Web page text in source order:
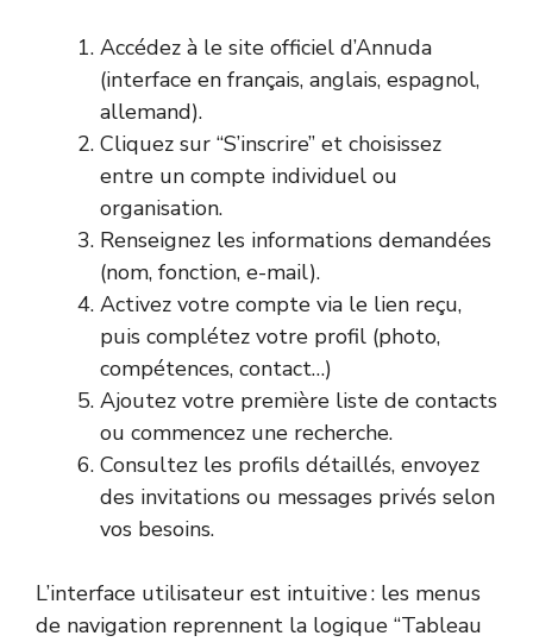
Accédez à le site officiel d’Annuda
(interface en français, anglais, espagnol,
allemand).
Cliquez sur “S’inscrire” et choisissez
entre un compte individuel ou
organisation.
Renseignez les informations demandées
(nom, fonction, e-mail).
Activez votre compte via le lien reçu,
puis complétez votre profil (photo,
compétences, contact…)
Ajoutez votre première liste de contacts
ou commencez une recherche.
Consultez les profils détaillés, envoyez
des invitations ou messages privés selon
vos besoins.
L’interface utilisateur est intuitive : les menus
de navigation reprennent la logique “Tableau